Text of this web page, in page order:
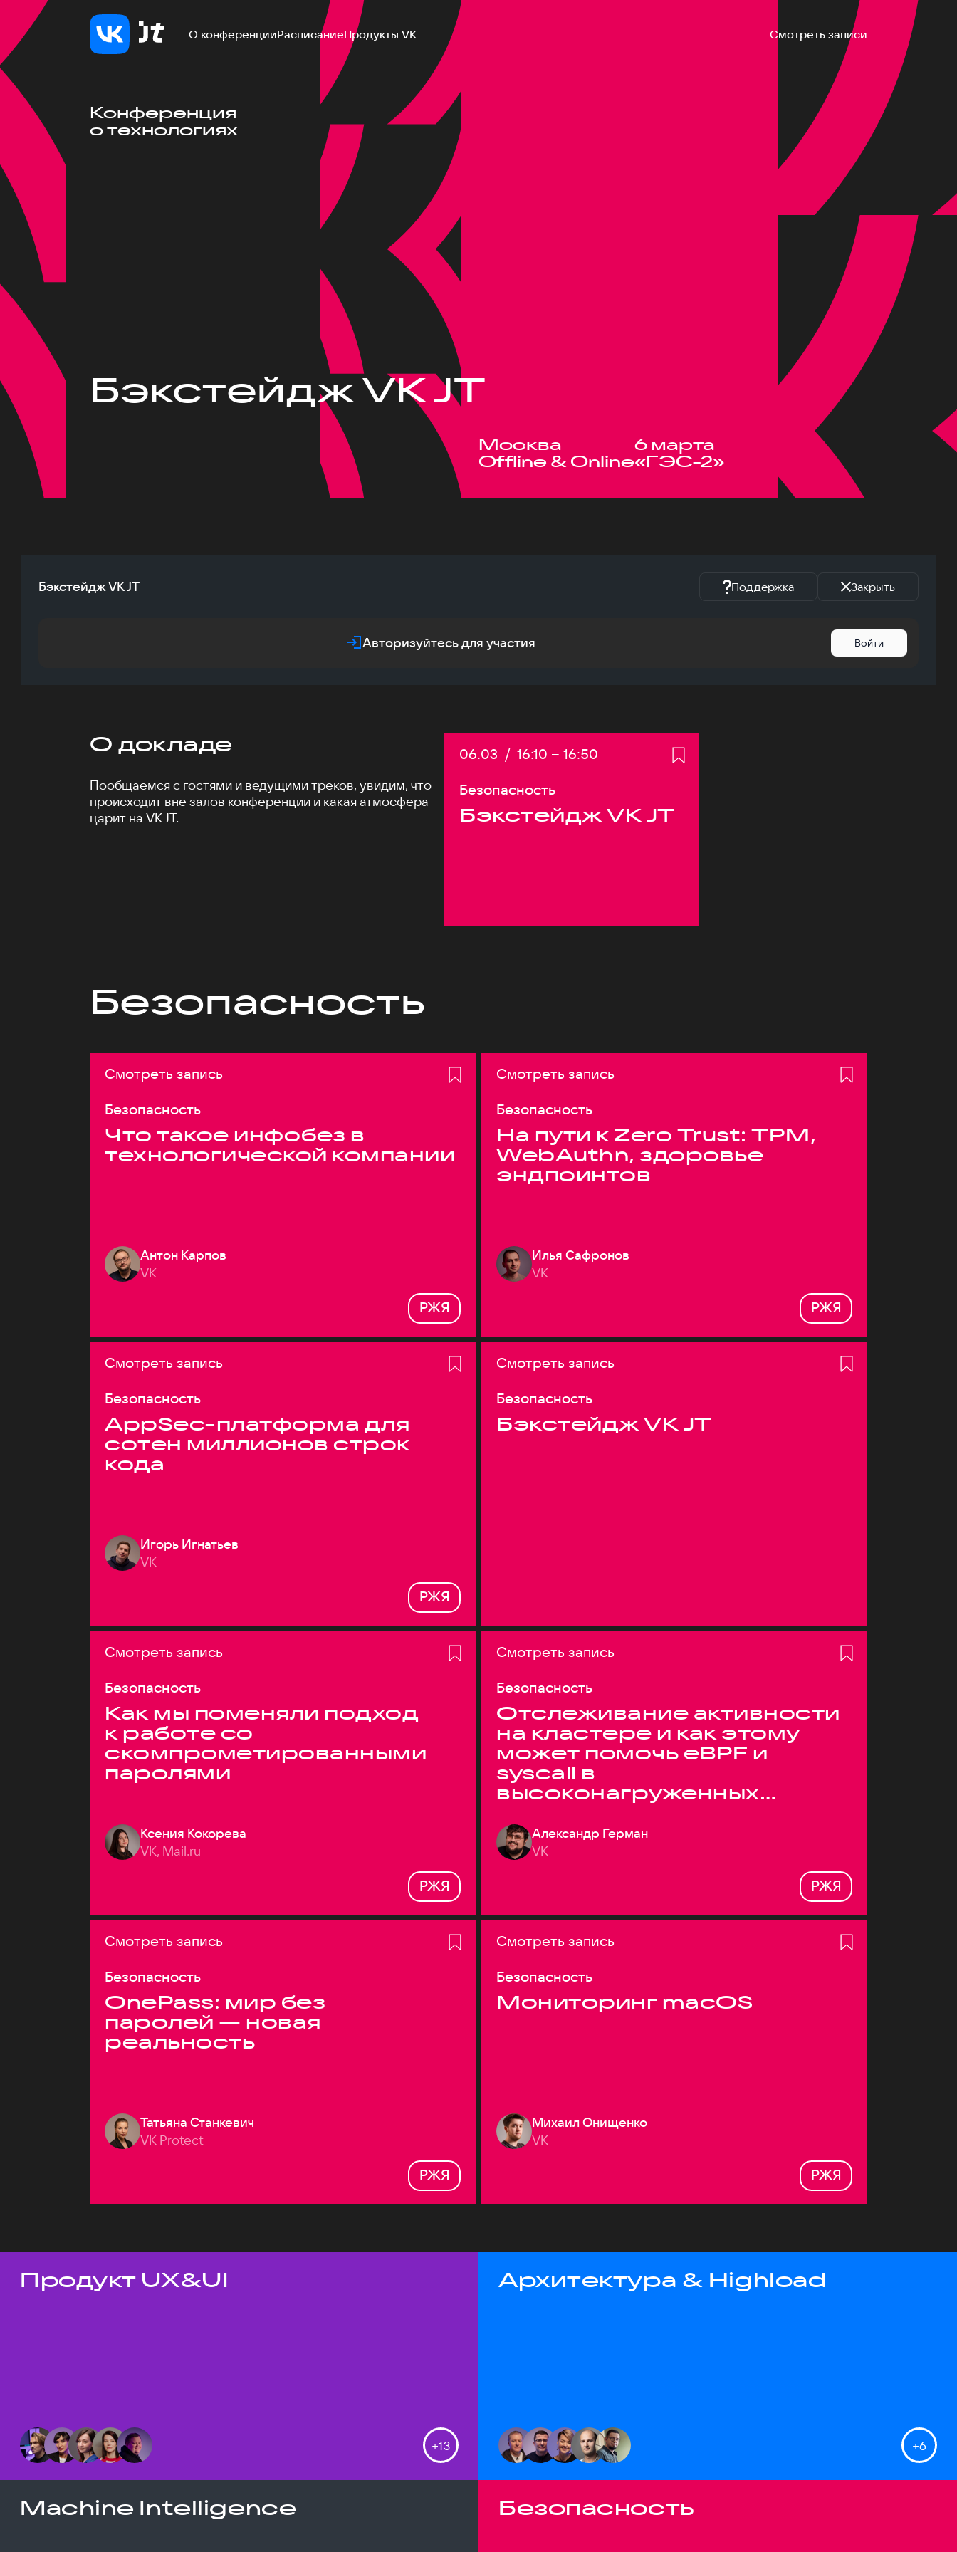
О конференцииРасписаниеПродукты VK Смотреть записи
Конференция
о технологиях
Бэкстейдж VK JT
Москва
Offline & Online
6 марта
«ГЭС-2»
Бэкстейдж VK JT Поддержка Закрыть
Авторизуйтесь для участия Войти
О докладе
Пообщаемся с гостями и ведущими треков, увидим, что
происходит вне залов конференции и какая атмосфера
царит на VK JT.
Дата:
06.03 / Начало:
16:10 – Конец:
16:50
Безопасность
Бэкстейдж VK JT
Безопасность
Смотреть запись
Безопасность
Что такое инфобез в
технологической компании
Антон Карпов
VK
РЖЯ
Смотреть запись
Безопасность
На пути к Zero Trust: TPM,
WebAuthn, здоровье
эндпоинтов
Илья Сафронов
VK
РЖЯ
Смотреть запись
Безопасность
AppSec-платформа для
сотен миллионов строк
кода
Игорь Игнатьев
VK
РЖЯ
Смотреть запись
Безопасность
Бэкстейдж VK JT
Смотреть запись
Безопасность
Как мы поменяли подход
к работе со
скомпрометированными
паролями
Ксения Кокорева
VK, Mail.ru
РЖЯ
Смотреть запись
Безопасность
Отслеживание активности
на кластере и как этому
может помочь eBPF и
syscall в
высоконагруженных
Александр Герман
VK
РЖЯ
Смотреть запись
Безопасность
OnePass: мир без
паролей — новая
реальность
Татьяна Станкевич
VK Protect
РЖЯ
Смотреть запись
Безопасность
Мониторинг macOS
Михаил Онищенко
VK
РЖЯ
Темы докладов
Продукт UX&UI
+13
Архитектура & Highload
+6
Machine Intelligence Безопасность